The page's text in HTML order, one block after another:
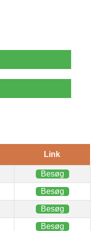
Link
Besøg
Besøg
Besøg
Besøg